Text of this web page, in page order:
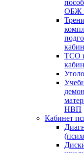
ОБЖ
ТСО
НВП
Кабинет